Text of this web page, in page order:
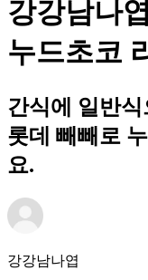
강강남나
누드초코
간식에 일반
롯데 빼빼로
요.
강강남나엽